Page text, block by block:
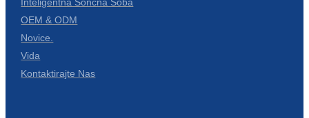
Inteligentna Sončna Soba
OEM & ODM
Novice.
Vida
Kontaktirajte Nas